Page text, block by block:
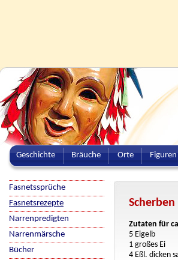
Geschichte Bräuche Orte Figuren
Scherben
Zutaten für
5 Eigelb
1 großes Ei
4 Eßl. dicken
Fasnetssprüche
Fasnetsrezepte
Narrenpredigten
Narrenmärsche
Bücher